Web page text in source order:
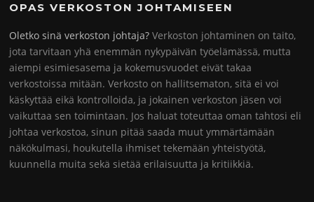
OPAS VERKOSTON JOHTAMISEEN
Oletko sinä verkoston johtaja? Verkoston johtaminen on taito,
jota tarvitaan yhä enemmän nykypäivän työelämässä, mutta
aiempi esimiesasema ja kokemusvuodet eivät takaa
verkostoissa mitään. Verkosto on hallitsematon, sitä ei voi
käskyttää eikä kontrolloida, ja jokainen verkoston jäsen voi
vaikuttaa sen toimintaan. Jos haluat toteuttaa oman tahtosi eli
johtaa verkostoa, sinun pitää saada muut ymmärtämään
näkökulmasi, houkutella ihmiset tekemään yhteistyötä,
kuunnella muita sekä sietää erilaisuutta ja kritiikkiä.